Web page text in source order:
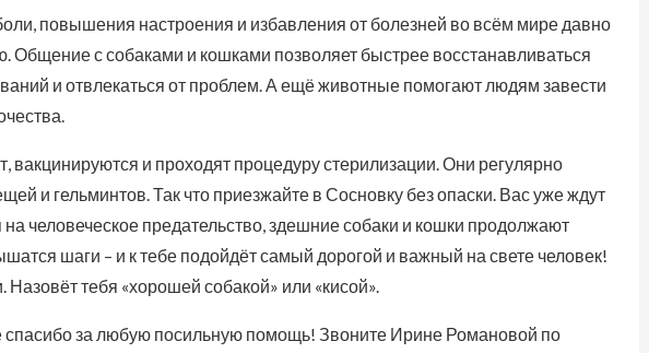
повышения настроения и избавления от болезней во всём мире давно
Общение с собаками и кошками позволяет быстрее восстанавливаться
и отвлекаться от проблем. А ещё животные помогают людям завести
вакцинируются и проходят процедуру стерилизации. Они регулярно
и гельминтов. Так что приезжайте в Сосновку без опаски. Вас уже ждут
человеческое предательство, здешние собаки и кошки продолжают
шаги – и к тебе подойдёт самый дорогой и важный на свете человек!
тебя «хорошей собакой» или «кисой».
за любую посильную помощь! Звоните Ирине Романовой по